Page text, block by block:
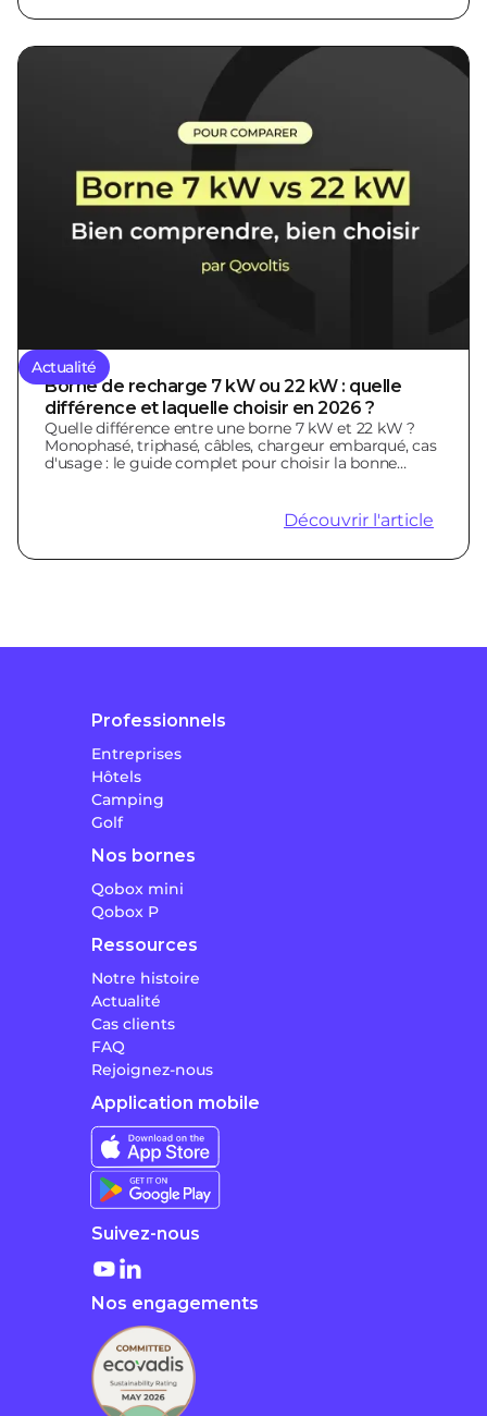
Actualité
Borne de recharge 7 kW ou 22 kW : quelle
différence et laquelle choisir en 2026 ?
Quelle différence entre une borne 7 kW et 22 kW ?
Monophasé, triphasé, câbles, chargeur embarqué, cas
d'usage : le guide complet pour choisir la bonne
Découvrir l'article
Professionnels
Entreprises
Hôtels
Camping
Golf
Nos bornes
Qobox mini
Qobox P
Ressources
Notre histoire
Actualité
Cas clients
FAQ
Rejoignez-nous
Application mobile
Suivez-nous
Nos engagements